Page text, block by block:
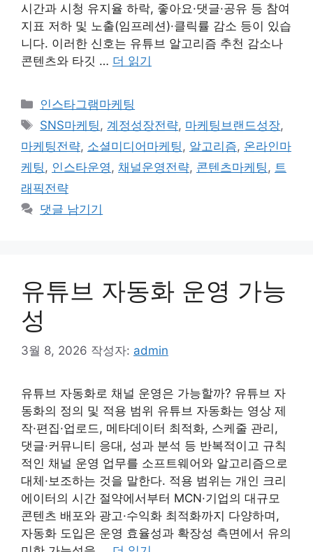
시간과 시청 유지율 하락, 좋아요·댓글·공유 등 참여
지표 저하 및 노출(임프레션)·클릭률 감소 등이 있습
니다. 이러한 신호는 유튜브 알고리즘 추천 감소나
콘텐츠와 타깃 … 더 읽기
카
테
리
인스타그램마케팅
태
그
SNS마케팅 , 계정성장전략, 마케팅브랜드성장,
마케팅전략, 소셜미디어마케팅 , 알고리즘, 온라인마
케팅 , 인스타운영 , 채널운영전략, 콘텐츠마케팅 , 트
래픽전략
댓글 남기기
유튜브 자동화 운영 가능
성
3월 8, 2026 작성자: admin
유튜브 자동화로 채널 운영은 가능할까? 유튜브 자
동화의 정의 및 적용 범위 유튜브 자동화는 영상 제
작·편집·업로드, 메타데이터 최적화, 스케줄 관리,
댓글·커뮤니티 응대, 성과 분석 등 반복적이고 규칙
적인 채널 운영 업무를 소프트웨어와 알고리즘으로
대체·보조하는 것을 말한다. 적용 범위는 개인 크리
에이터의 시간 절약에서부터 MCN·기업의 대규모
콘텐츠 배포와 광고·수익화 최적화까지 다양하며,
자동화 도입은 운영 효율성과 확장성 측면에서 유의